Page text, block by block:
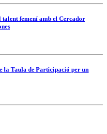
femení amb el Cercador
la Taula de Participació per un